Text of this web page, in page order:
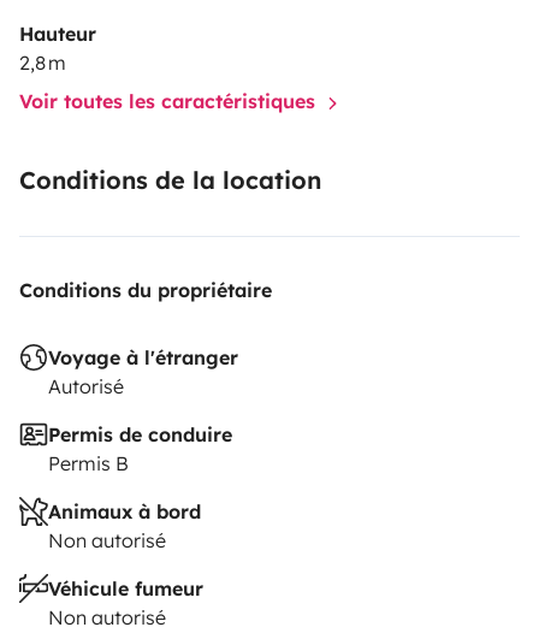
Hauteur
2,8 m
Voir toutes les caractéristiques
Conditions de la location
Conditions du propriétaire
Voyage à l'étranger
Autorisé
Permis de conduire
Permis B
Animaux à bord
Non autorisé
Véhicule fumeur
Non autorisé